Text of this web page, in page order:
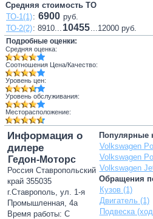
Средняя стоимость ТО
ТО-1(1): 6900 руб.
ТО-2(2): 8910... 10455...12000 руб.
Подробные оценки:
Средняя оценка:
Соотношения Цена/Качество:
Уровень цен:
Уровень обслуживания:
Месторасположение:
Популярные
Volkswagen
Volkswagen
Volkswagen
Обращения
Кузов (1)
Двигатель (1)
Подвеска
Информация о
дилере
Гедон-Моторс
Россия Ставропольский
край 355035
г.Ставрополь, ул. 1-я
Промышленная, 4а
Время работы: С